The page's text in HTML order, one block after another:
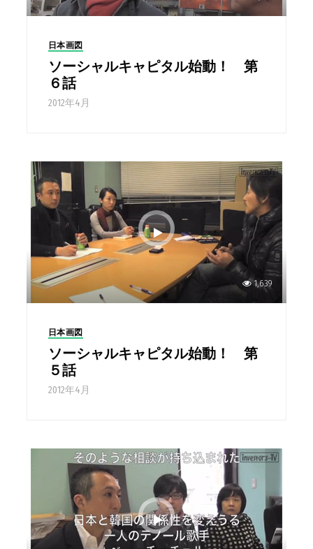
日本画図
ソーシャルキャピタル始動！ 第
６話
2012年4月
1,639
日本画図
ソーシャルキャピタル始動！ 第
５話
2012年4月